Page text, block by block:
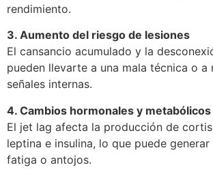
rendimiento.
3. Aumento del riesgo de lesiones
El cansancio acumulado y la
pueden llevarte a una mala técnica o a
señales internas.
4. Cambios hormonales y metabólicos
El jet lag afecta la producción de
leptina e insulina, lo que puede
fatiga o antojos.